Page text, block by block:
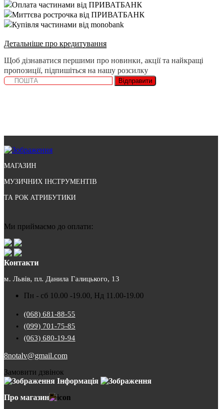
Оплата частинами від ПРИВАТБАНК
Миттєва рострочка від ПРИВАТБАНК
Купівля частинами від monobank
Детальніше про кредитування
Щоб дізнаватися першими про новинки, акції та найкращі
пропозиції, підпишіться на нашу розсилку
Відправити
МАГАЗИН
МУЗИЧНИХ ІНСТРУМЕНТІВ
ТА РОК АТРИБУТИКИ
Ми приймаємо до оплати:
Контакти
м. Львів, пл. Данила Галицького, 13
Пн - сб 10.00 -19.00, Нд 11.00-19.00
(068) 681-88-55
(099) 701-75-85
(063) 680-19-94
8notalv@gmail.com
Замовити дзвінок
Інформація
Про магазин